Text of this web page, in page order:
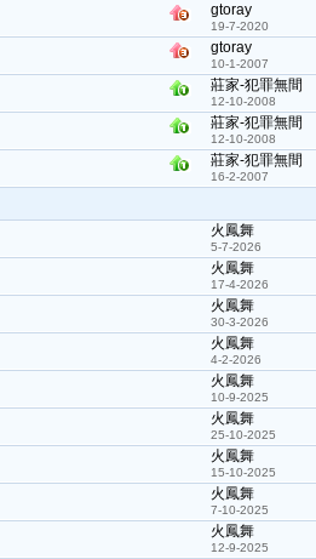
gtoray
19-7-2020
gtoray
10-1-2007
莊家-犯罪無間
12-10-2008
莊家-犯罪無間
12-10-2008
莊家-犯罪無間
16-2-2007
火鳳舞
5-7-2026
火鳳舞
17-4-2026
火鳳舞
30-3-2026
火鳳舞
4-2-2026
火鳳舞
10-9-2025
火鳳舞
25-10-2025
火鳳舞
15-10-2025
火鳳舞
7-10-2025
火鳳舞
12-9-2025